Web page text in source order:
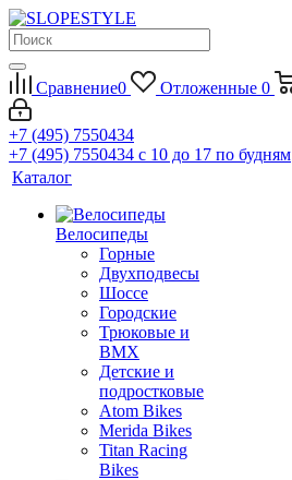
Сравнение0 Отложенные 0
+7 (495) 7550434
+7 (495) 7550434 с 10 до 17 по будням
Каталог
Велосипеды
Горные
Двухподвесы
Шоссе
Городские
Трюковые и
BMX
Детские и
подростковые
Atom Bikes
Merida Bikes
Titan Racing
Bikes